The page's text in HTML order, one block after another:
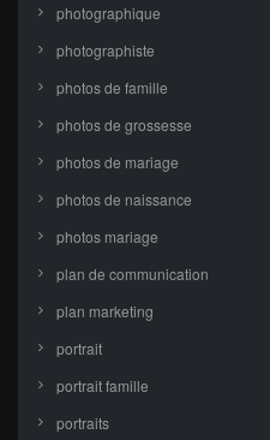
photographique
photographiste
photos de famille
photos de grossesse
photos de mariage
photos de naissance
photos mariage
plan de communication
plan marketing
portrait
portrait famille
portraits